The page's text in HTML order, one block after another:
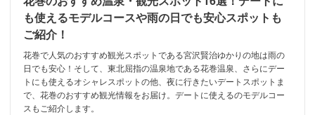
も使えるモデルコースや雨の日でも安心スポットも
ご紹介！
花巻で人気のおすすめ観光スポットである宮沢賢治ゆかりの地は雨の
日でも安心！そして、東北屈指の温泉地である花巻温泉、さらにデー
トにも使えるオシャレスポットの他、夜に行きたいデートスポットま
で、花巻のおすすめ観光情報をお届け。デートに使えるのモデルコー
スもご紹介します。